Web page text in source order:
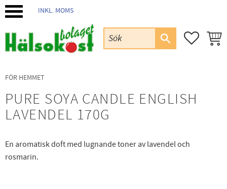
INKL. MOMS
FÖR HEMMET
PURE SOYA CANDLE ENGLISH
LAVENDEL 170G
En aromatisk doft med lugnande toner av lavendel och
rosmarin.